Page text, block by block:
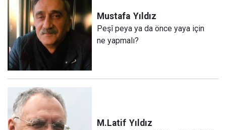
Mustafa Yıldız
Peşî peya ya da önce yaya için
ne yapmalı?
M.Latif Yıldız